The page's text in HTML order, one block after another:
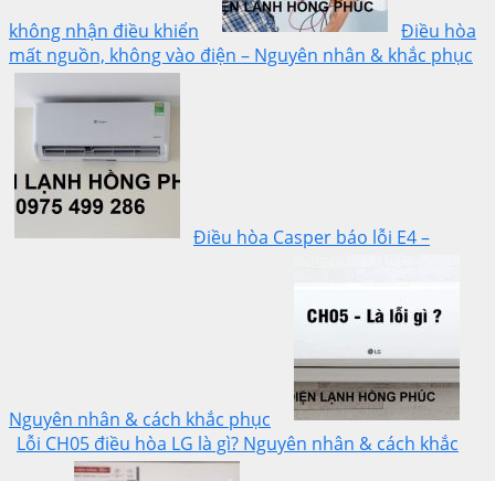
không nhận điều khiển
Điều hòa
mất nguồn, không vào điện – Nguyên nhân & khắc phục
Điều hòa Casper báo lỗi E4 –
Nguyên nhân & cách khắc phục
Lỗi CH05 điều hòa LG là gì? Nguyên nhân & cách khắc